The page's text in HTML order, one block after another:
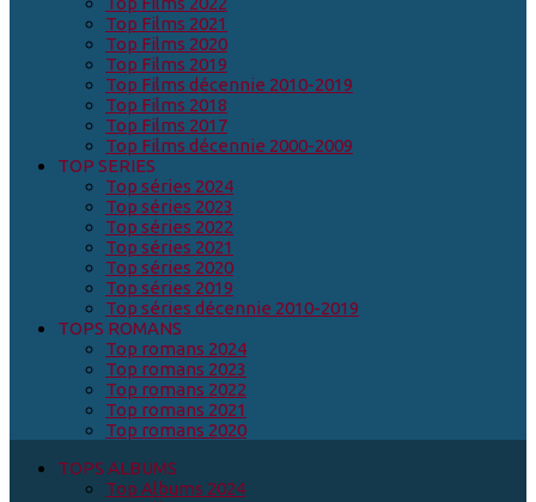
Top Films 2021
Top Films 2020
Top Films 2019
Top Films décennie 2010-2019
Top Films 2018
Top Films 2017
Top Films décennie 2000-2009
TOP SERIES
Top séries 2024
Top séries 2023
Top séries 2022
Top séries 2021
Top séries 2020
Top séries 2019
Top séries décennie 2010-2019
TOPS ROMANS
Top romans 2024
Top romans 2023
Top romans 2022
Top romans 2021
Top romans 2020
TOPS ALBUMS
Top Albums 2024